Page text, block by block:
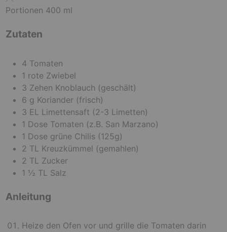
e
Portionen 400 ml
Zutaten
4 Tomaten
1 rote Zwiebel
3 Zehen Knoblauch (geschält)
6 g Koriander (frisch)
3 EL Limettensaft (2-3 Limetten)
1 Dose Tomaten (z.B. San Marzano)
1 Dose grüne Chilis (125g)
2 TL Kreuzkümmel (gemahlen)
2 TL Zucker
1 ½ TL Salz
Anleitung
Heize den Ofen vor und grille die Tomaten darin